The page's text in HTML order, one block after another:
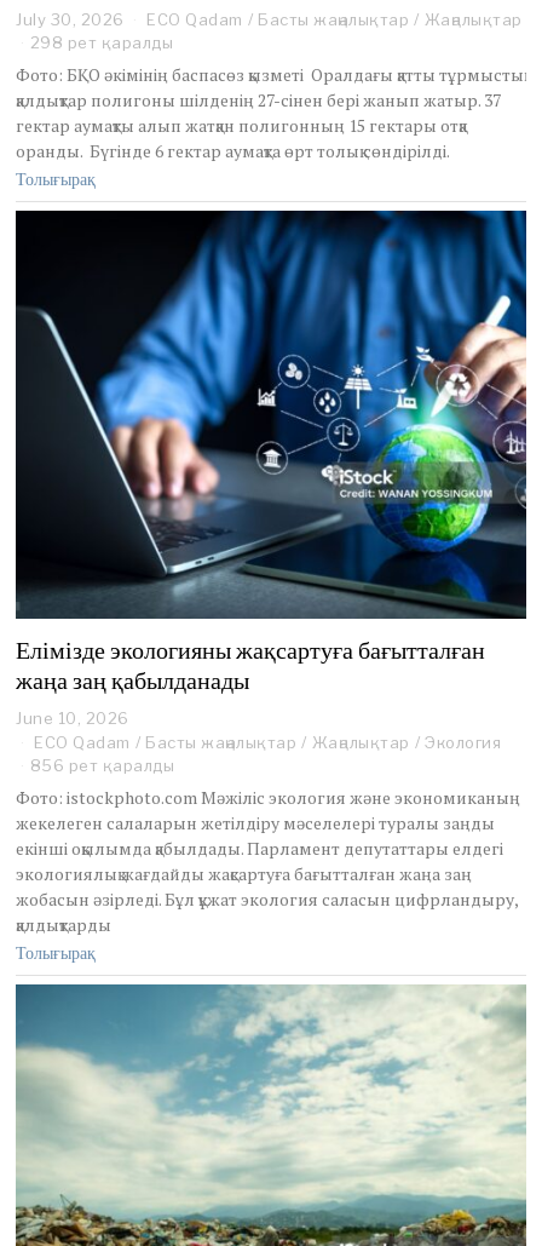
July 30, 2026 ECO Qadam / Басты жаңалықтар / Жаңалықтар
298 рет қаралды
Фото: БҚО әкімінің баспасөз қызметі Оралдағы қатты тұрмыстық
қалдықтар полигоны шілденің 27-сінен бері жанып жатыр. 37
гектар аумақты алып жатқан полигонның 15 гектары отқа
оранды. Бүгінде 6 гектар аумақта өрт толық сөндірілді.
Толығырақ
Елімізде экологияны жақсартуға бағытталған
жаңа заң қабылданады
June 10, 2026
u
n
1
0
,
2
ECO Qadam / Басты жаңалықтар / Жаңалықтар / Экология
856 рет қаралды
Фото: istockphoto.com Мәжіліс экология және экономиканың
жекелеген салаларын жетілдіру мәселелері туралы заңды
екінші оқылымда қабылдады. Парламент депутаттары елдегі
экологиялық жағдайды жақсартуға бағытталған жаңа заң
жобасын әзірледі. Бұл құжат экология саласын цифрландыру,
қалдықтарды
Толығырақ